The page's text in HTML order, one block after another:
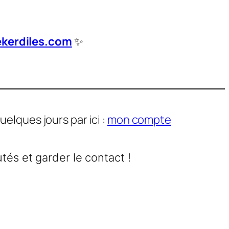
✨
jours par ici : mon compte
et garder le contact !